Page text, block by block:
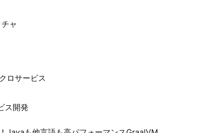
ャ
ロサービス
ス開発